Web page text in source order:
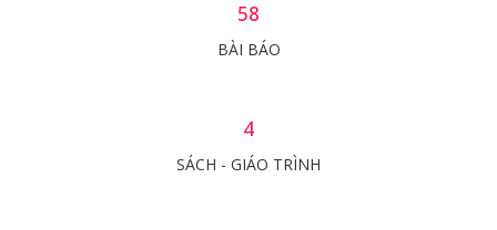
58
BÀI BÁO
4
SÁCH - GIÁO TRÌNH